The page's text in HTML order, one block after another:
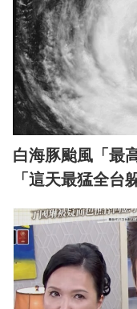
白海豚颱風「最
「這天最猛全台